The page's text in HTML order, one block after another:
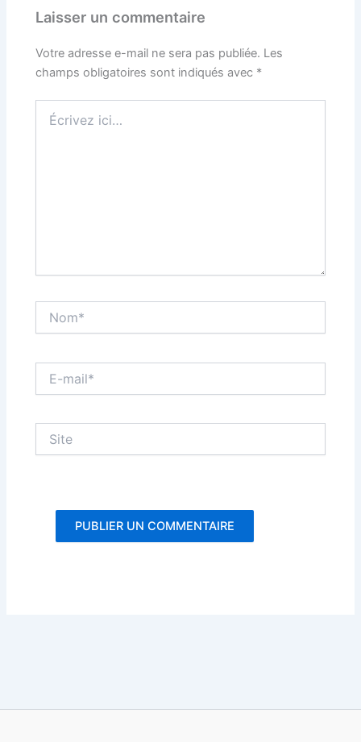
Laisser un commentaire
Votre adresse e-mail ne sera pas publiée. Les
champs obligatoires sont indiqués avec *
ici…
mail*